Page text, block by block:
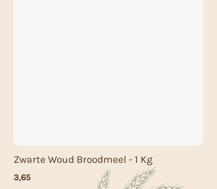
Zwarte Woud Broodmeel - 1 Kg
3,65